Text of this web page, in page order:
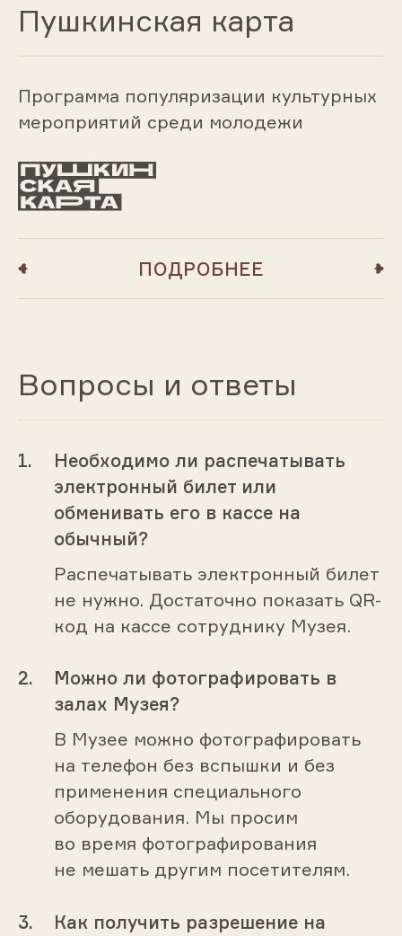
Пушкинская карта
Программа популяризации культурных
мероприятий среди молодежи
ПОДРОБНЕЕ
Вопросы и ответы
Необходимо ли распечатывать
электронный билет или
обменивать его в кассе на
обычный?
Распечатывать электронный билет
не нужно. Достаточно показать QR-
код на кассе сотруднику Музея.
Можно ли фотографировать в
залах Музея?
В Музее можно фотографировать
на телефон без вспышки и без
применения специального
оборудования. Мы просим
во время фотографирования
не мешать другим посетителям.
Как получить разрешение на